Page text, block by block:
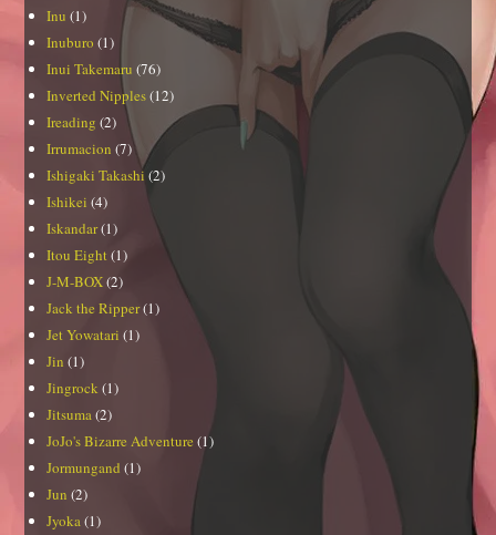
Inu (1)
Inuburo (1)
Inui Takemaru (76)
Inverted Nipples(12)
Ireading (2)
Irrumacion (7)
Ishigaki Takashi(2)
Ishikei (4)
Iskandar(1)
Itou Eight(1)
J-M-BOX(2)
Jack the Ripper(1)
Jet Yowatari (1)
Jin (1)
Jingrock (1)
Jitsuma(2)
JoJo's Bizarre Adventure (1)
Jormungand (1)
Jun (2)
Jyoka(1)